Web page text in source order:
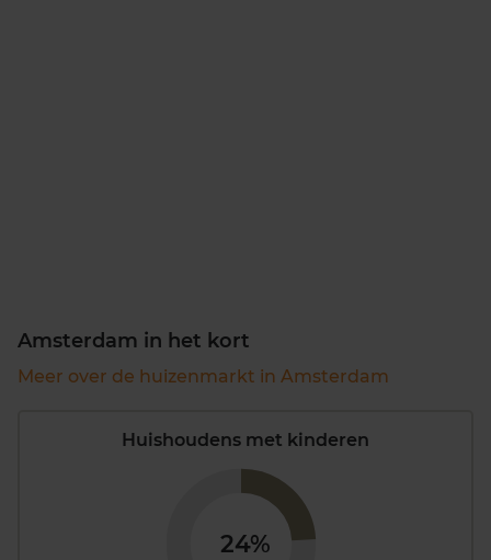
Amsterdam in het kort
Meer over de huizenmarkt in Amsterdam
Huishoudens met kinderen
24%